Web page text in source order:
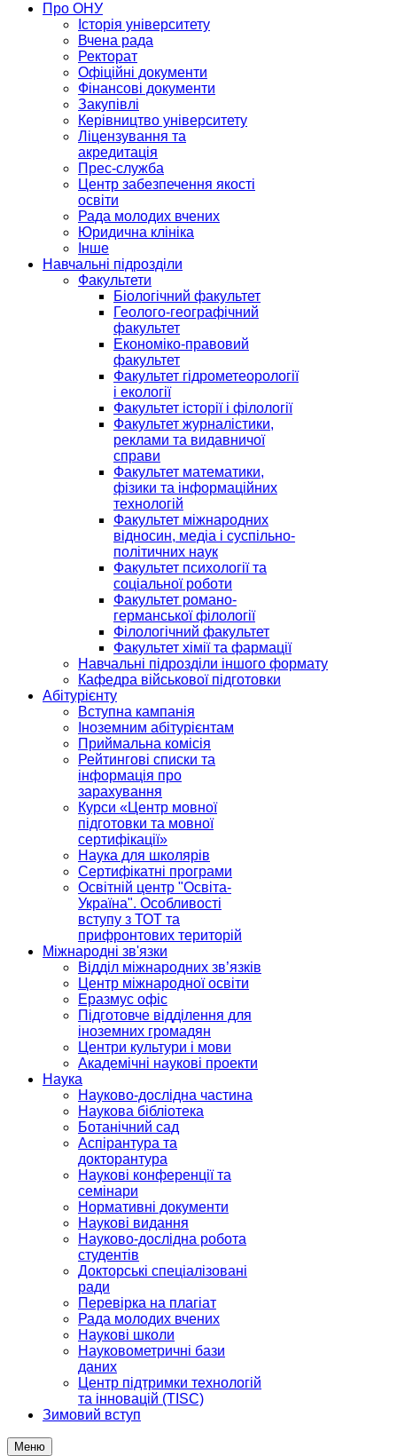
Про ОНУ
Історія університету
Вчена рада
Ректорат
Офіційні документи
Фінансові документи
Закупівлі
Керівництво університету
Ліцензування та
акредитація
Прес-служба
Центр забезпечення якості
освіти
Рада молодих вчених
Юридична клініка
Інше
Навчальні підрозділи
Факультети
Біологічний факультет
Геолого-географічний
факультет
Економіко-правовий
факультет
Факультет гідрометеорології
і екології
Факультет історії і філології
Факультет журналістики,
реклами та видавничої
справи
Факультет математики,
фізики та інформаційних
технологій
Факультет міжнародних
відносин, медіа і суспільно-
політичних наук
Факультет психології та
соціальної роботи
Факультет романо-
германської філології
Філологічний факультет
Факультет хімії та фармації
Навчальні підрозділи іншого формату
Кафедра військової підготовки
Абітурієнту
Вступна кампанія
Іноземним абітурієнтам
Приймальна комісія
Рейтингові списки та
інформація про
зарахування
Курси «Центр мовної
підготовки та мовної
сертифікації»
Наука для школярів
Сертифікатні програми
Освітній центр "Освіта-
Україна". Особливості
вступу з ТОТ та
прифронтових територій
Міжнародні зв'язки
Відділ міжнародних зв’язків
Центр міжнародної освіти
Еразмус офіс
Підготовче відділення для
іноземних громадян
Центри культури і мови
Академічні наукові проекти
Наука
Науково-дослідна частина
Наукова бібліотека
Ботанічний сад
Аспірантура та
докторантура
Наукові конференції та
семінари
Нормативні документи
Наукові видання
Науково-дослідна робота
студентів
Докторські спеціалізовані
ради
Перевірка на плагіат
Рада молодих вчених
Наукові школи
Науковометричні бази
даних
Центр підтримки технологій
та інновацій (TISC)
Зимовий вступ
Меню